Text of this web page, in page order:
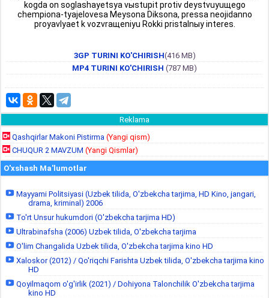
kogda on soglashayetsya vыstupit protiv deystvuyuщego
chempiona-tyajelovesa Meysona Diksona, pressa neojidanno
proyavlyaet k vozvraщeniyu Rokki pristalnыy interes.
3GP TURINI KO'CHIRISH(416 MB)
MP4 TURINI KO'CHIRISH (787 MB)
Reklama
Qashqirlar Makoni Pistirma (Yangi qism)
CHUQUR 2 MAVZUM (Yangi Qismlar)
O'xshash Ma'lumotlar
Mayyami Politsiyasi (Uzbek tilida, O'zbekcha tarjima, HD Kino, jangari,
drama, kriminal) 2006
To'rt Unsur hukumdori (O'zbekcha tarjima HD)
Ultrabinafsha (2006) Uzbek tilida, O'zbekcha tarjima
O'lim Changalida Uzbek tilida, O'zbekcha tarjima kino HD
Xaloskor (2012) / Qo'riqchi Farishta Uzbek tilida, O'zbekcha tarjima kino
HD
Qoyilmaqom o'g'irlik (2021) / Dohiyona Talonchilik O'zbekcha tarjima
kino HD